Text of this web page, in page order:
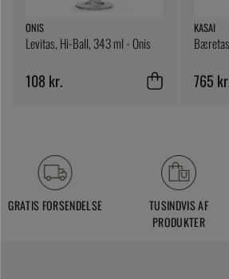
ONIS
Levitas, Hi-Ball, 343 ml - Onis
108 kr.
KASAI
765
GRATIS FORSENDELSE
TUSINDVIS AF
PRODUKTER